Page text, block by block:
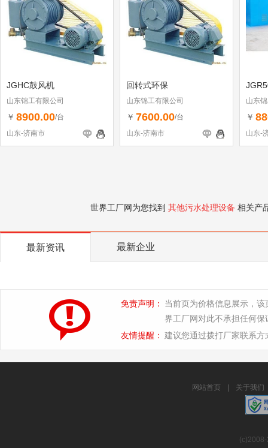
JGHC鼓风机
山东锦工有限公司
￥ 8900.00/台
山东-济南市
回转式环保
山东锦工有限公司
￥ 7600.00/台
山东-济南市
山东
￥
山东-
世界工厂网为您找到 其他污水处理设备 相关产
最新资讯 最新企业
免责声明：
当前页为价格信息展示，
界工厂网对此不承担任何保
友情提醒： 建议您通过拨打厂家联系
网站首页 关于我们